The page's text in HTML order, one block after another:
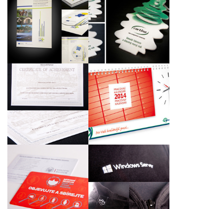
Dvojjazyčná brožura s
vlepeným CD s
potiskem
Voňavé stromečky
Certifikáty Microsoft
Partner pro společnost
Microsoft Slovakia
Stolní kalendáře s
hodinami na rok 2014
Věrnostní karty a
formuláře „Objevujte a
sbírejte“ pro Národní
muzeum v Praze
Mikiny z merino vlny s
aplikací loga Windows
Server pro Microsoft
Slovakia